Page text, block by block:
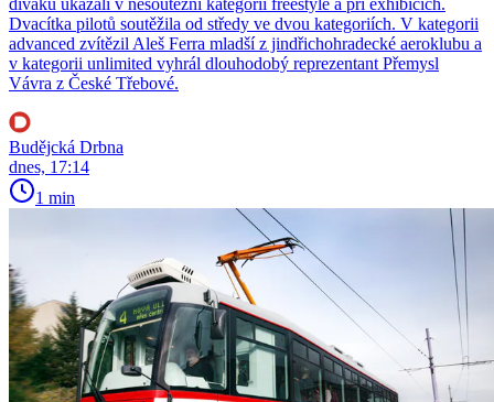
Dvacítka pilotů soutěžila od středy ve dvou kategoriích. V kategorii
advanced zvítězil Aleš Ferra mladší z jindřichohradecké aeroklubu a
v kategorii unlimited vyhrál dlouhodobý reprezentant Přemysl
Vávra z České Třebové.
Budějcká Drbna
dnes, 17:14
1 min